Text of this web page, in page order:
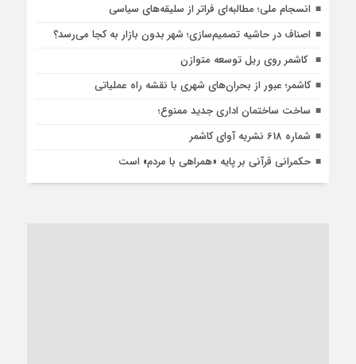
انسجام ملی؛ مطالبه‌ای فراتر از سلیقه‌های سیاسی
اصناف در حاشیه تصمیم‌سازی؛ شهر بدون بازار به کجا می‌رسد؟
کاشمر روی ریل توسعه متوازن
کاشمر؛ عبور از بحران‌های شهری با نقشه راه عملیاتی
ساخت ساختمان اداری جدید ممنوع؛
شماره 618 نشریه آوای کاشمر
حکمرانی قرآنی بر پایه «همراهی با مردم» است